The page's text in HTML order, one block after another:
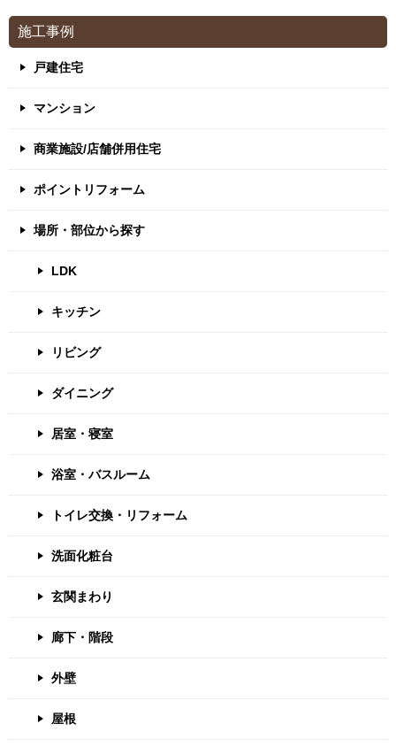
施工事例
戸建住宅
マンション
商業施設/店舗併用住宅
ポイントリフォーム
場所・部位から探す
LDK
キッチン
リビング
ダイニング
居室・寝室
浴室・バスルーム
トイレ交換・リフォーム
洗面化粧台
玄関まわり
廊下・階段
外壁
屋根